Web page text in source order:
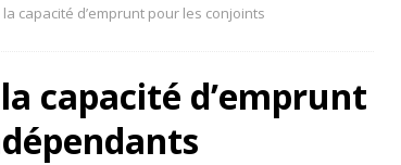
capacité d’emprunt pour les conjoints
capacité d’emprunt